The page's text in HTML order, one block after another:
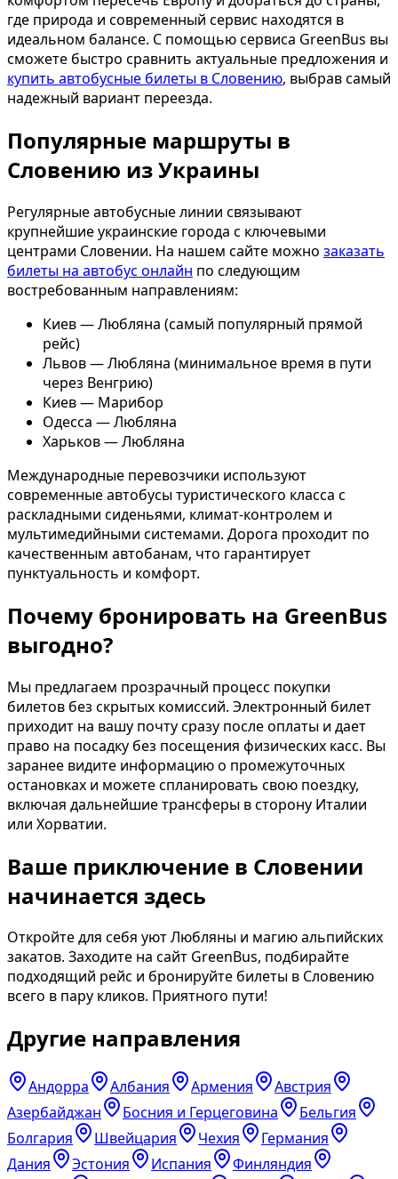
где природа и современный сервис находятся в
идеальном балансе. С помощью сервиса GreenBus вы
сможете быстро сравнить актуальные предложения и
купить автобусные билеты в Словению, выбрав самый
надежный вариант переезда.
Популярные маршруты в
Словению из Украины
Регулярные автобусные линии связывают
крупнейшие украинские города с ключевыми
центрами Словении. На нашем сайте можно заказать
билеты на автобус онлайн по следующим
востребованным направлениям:
Киев — Любляна (самый популярный прямой
рейс)
Львов — Любляна (минимальное время в пути
через Венгрию)
Киев — Марибор
Одесса — Любляна
Харьков — Любляна
Международные перевозчики используют
современные автобусы туристического класса с
раскладными сиденьями, климат-контролем и
мультимедийными системами. Дорога проходит по
качественным автобанам, что гарантирует
пунктуальность и комфорт.
Почему бронировать на GreenBus
выгодно?
Мы предлагаем прозрачный процесс покупки
билетов без скрытых комиссий. Электронный билет
приходит на вашу почту сразу после оплаты и дает
право на посадку без посещения физических касс. Вы
заранее видите информацию о промежуточных
остановках и можете спланировать свою поездку,
включая дальнейшие трансферы в сторону Италии
или Хорватии.
Ваше приключение в Словении
начинается здесь
Откройте для себя уют Любляны и магию альпийских
закатов. Заходите на сайт GreenBus, подбирайте
подходящий рейс и бронируйте билеты в Словению
всего в пару кликов. Приятного пути!
Другие направления
Андорра Албания Армения
Австрия
Азербайджан
Босния и Герцеговина
Бельгия
Болгария
Швейцария Чехия
Германия
Дания
Эстония Испания
Финляндия